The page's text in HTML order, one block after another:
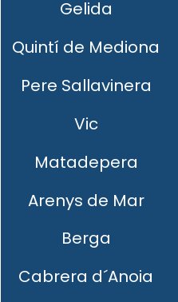
Gelida
Quintí de Mediona
Pere Sallavinera
Vic
Matadepera
Arenys de Mar
Berga
Cabrera d´Anoia